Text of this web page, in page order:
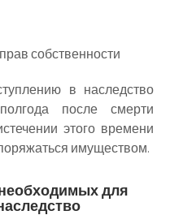
собственности
в наследство
после смерти
этого времени
имуществом.
для